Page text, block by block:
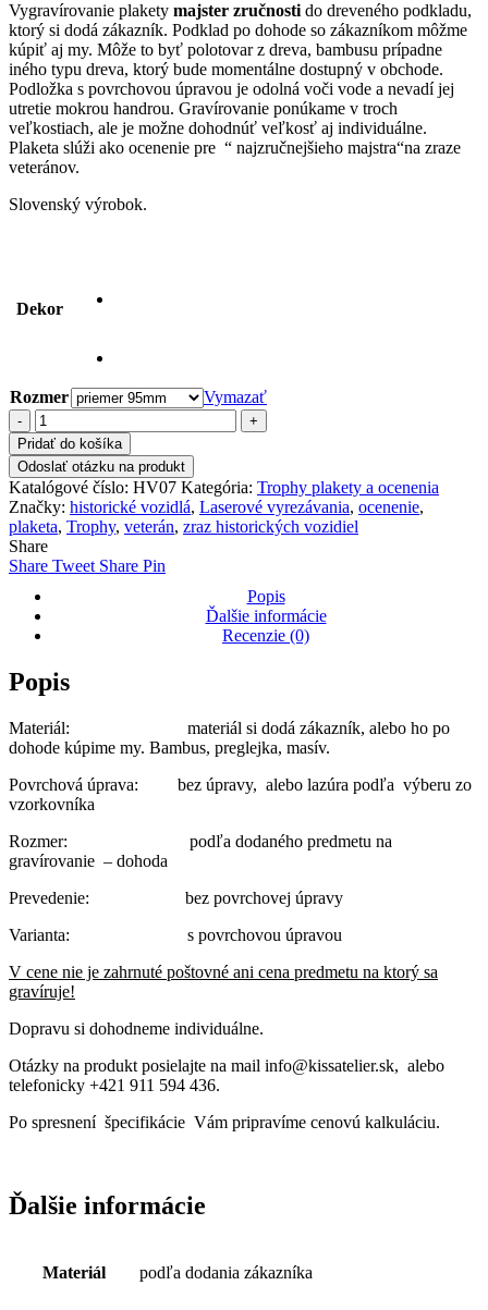
Vygravírovanie plakety majster zručnosti do dreveného podkladu,
ktorý si dodá zákazník. Podklad po dohode so zákazníkom môžme
kúpiť aj my. Môže to byť polotovar z dreva, bambusu prípadne
iného typu dreva, ktorý bude momentálne dostupný v obchode.
Podložka s povrchovou úpravou je odolná voči vode a nevadí jej
utretie mokrou handrou. Gravírovanie ponúkame v troch
veľkostiach, ale je možne dohodnúť veľkosť aj individuálne.
Plaketa slúži ako ocenenie pre “ najzručnejšieho majstra“na zraze
veteránov.
Slovenský výrobok.
Dekor
Rozmer
Vymazať
množstvo
Gravírovanie
plakety
"Majster
zručnosti"-
Váš
podklad,
naša
práca
Pridať do košíka
Odoslať otázku na produkt
Katalógové číslo: HV07 Kategória: Trophy plakety a ocenenia
Značky: historické vozidlá, Laserové vyrezávania, ocenenie,
plaketa, Trophy, veterán, zraz historických vozidiel
Share
Share Tweet Share Pin
Popis
Ďalšie informácie
Recenzie (0)
Popis
Materiál: materiál si dodá zákazník, alebo ho po
dohode kúpime my. Bambus, preglejka, masív.
Povrchová úprava: bez úpravy, alebo lazúra podľa výberu zo
vzorkovníka
Rozmer: podľa dodaného predmetu na
gravírovanie – dohoda
Prevedenie: bez povrchovej úpravy
Varianta: s povrchovou úpravou
V cene nie je zahrnuté poštovné ani cena predmetu na ktorý sa
gravíruje!
Dopravu si dohodneme individuálne.
Otázky na produkt posielajte na mail info@kissatelier.sk, alebo
telefonicky +421 911 594 436.
Po spresnení špecifikácie Vám pripravíme cenovú kalkuláciu.
Ďalšie informácie
Materiál podľa dodania zákazníka